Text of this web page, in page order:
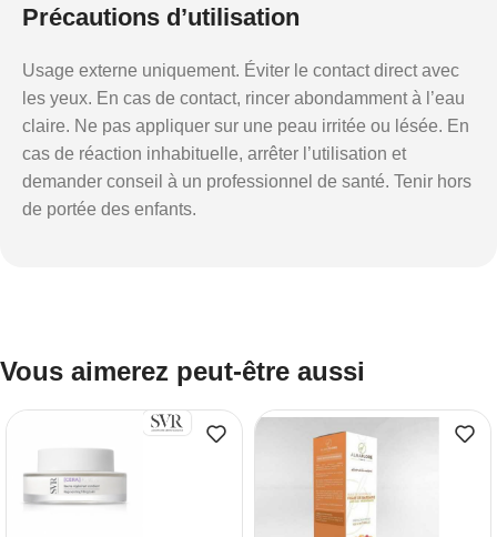
Précautions d’utilisation
Usage externe uniquement. Éviter le contact direct avec
les yeux. En cas de contact, rincer abondamment à l’eau
claire. Ne pas appliquer sur une peau irritée ou lésée. En
cas de réaction inhabituelle, arrêter l’utilisation et
demander conseil à un professionnel de santé. Tenir hors
de portée des enfants.
Vous aimerez peut-être aussi